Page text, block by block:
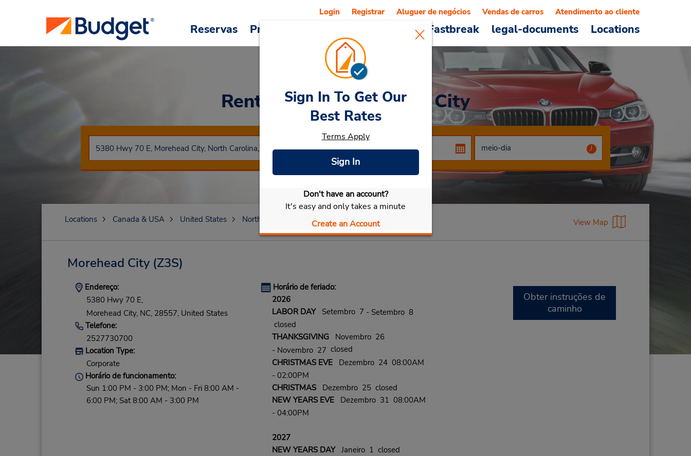
Reservas Promoções Veículos e serviços Fastbreak legal-documents Locations
Login Registrar Aluguer de negócios Vendas de carros Atendimento ao cliente
Rent a Car at Morehead City
Selecionar meu carro
Sign In To Get Our
Best Rates
Terms Apply
Sign In
Don't have an account?
It's easy and only takes a minute
Create an Account
Locations Canada & USA United States North Carolina Morehead City Morehead City View Map
Morehead City(Z3S)
Endereço:
5380 Hwy 70 E,
Morehead City, NC, 28557, United States
Telefone:
2527730700
Location Type:
Corporate
Horário de funcionamento:
Sun 1:00 PM - 3:00 PM; Mon - Fri 8:00 AM -
6:00 PM; Sat 8:00 AM - 3:00 PM
Horário de feriado:
2026
LABOR DAYSetembro 7 - Setembro 8
closed
THANKSGIVINGNovembro 26
- Novembro 27 closed
CHRISTMAS EVEDezembro 24 08:00AM
- 02:00PM
CHRISTMASDezembro 25 closed
NEW YEARS EVEDezembro 31 08:00AM
- 04:00PM
2027
NEW YEARS DAYJaneiro 1 closed
Obter instruções de
caminho